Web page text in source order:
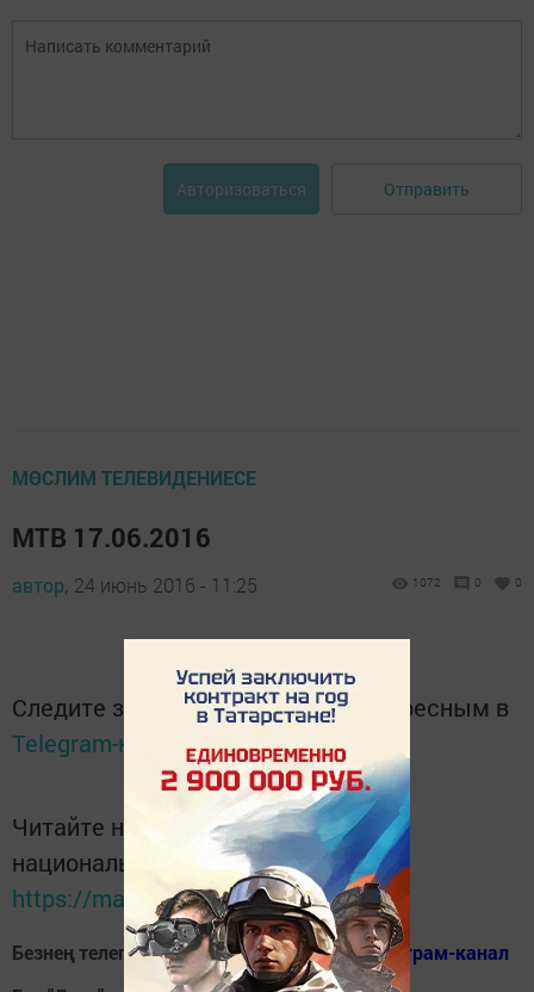
Авторизоваться Отправить
МӨСЛИМ ТЕЛЕВИДЕНИЕСЕ
МТВ 17.06.2016
автор, 24 июнь 2016 - 11:25 1072 0 0
Следите за самым важным и интересным в
Telegram-каналеТатмедиа
Читайте новости Татарстана в
национальном мессенджере MАХ:
https://max.ru/tatmedia
Безнең телеграм каналга кушылыгыз!Телеграм-канал